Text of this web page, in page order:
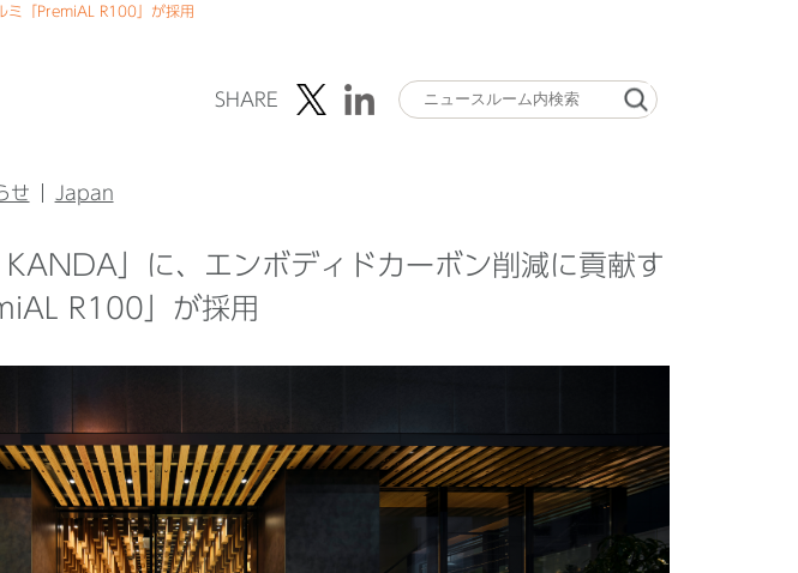
ミ「PremiAL R100」が採用
SHARE
せ Japan
」に、エンボディドカーボン削減に貢献す
R100」が採用